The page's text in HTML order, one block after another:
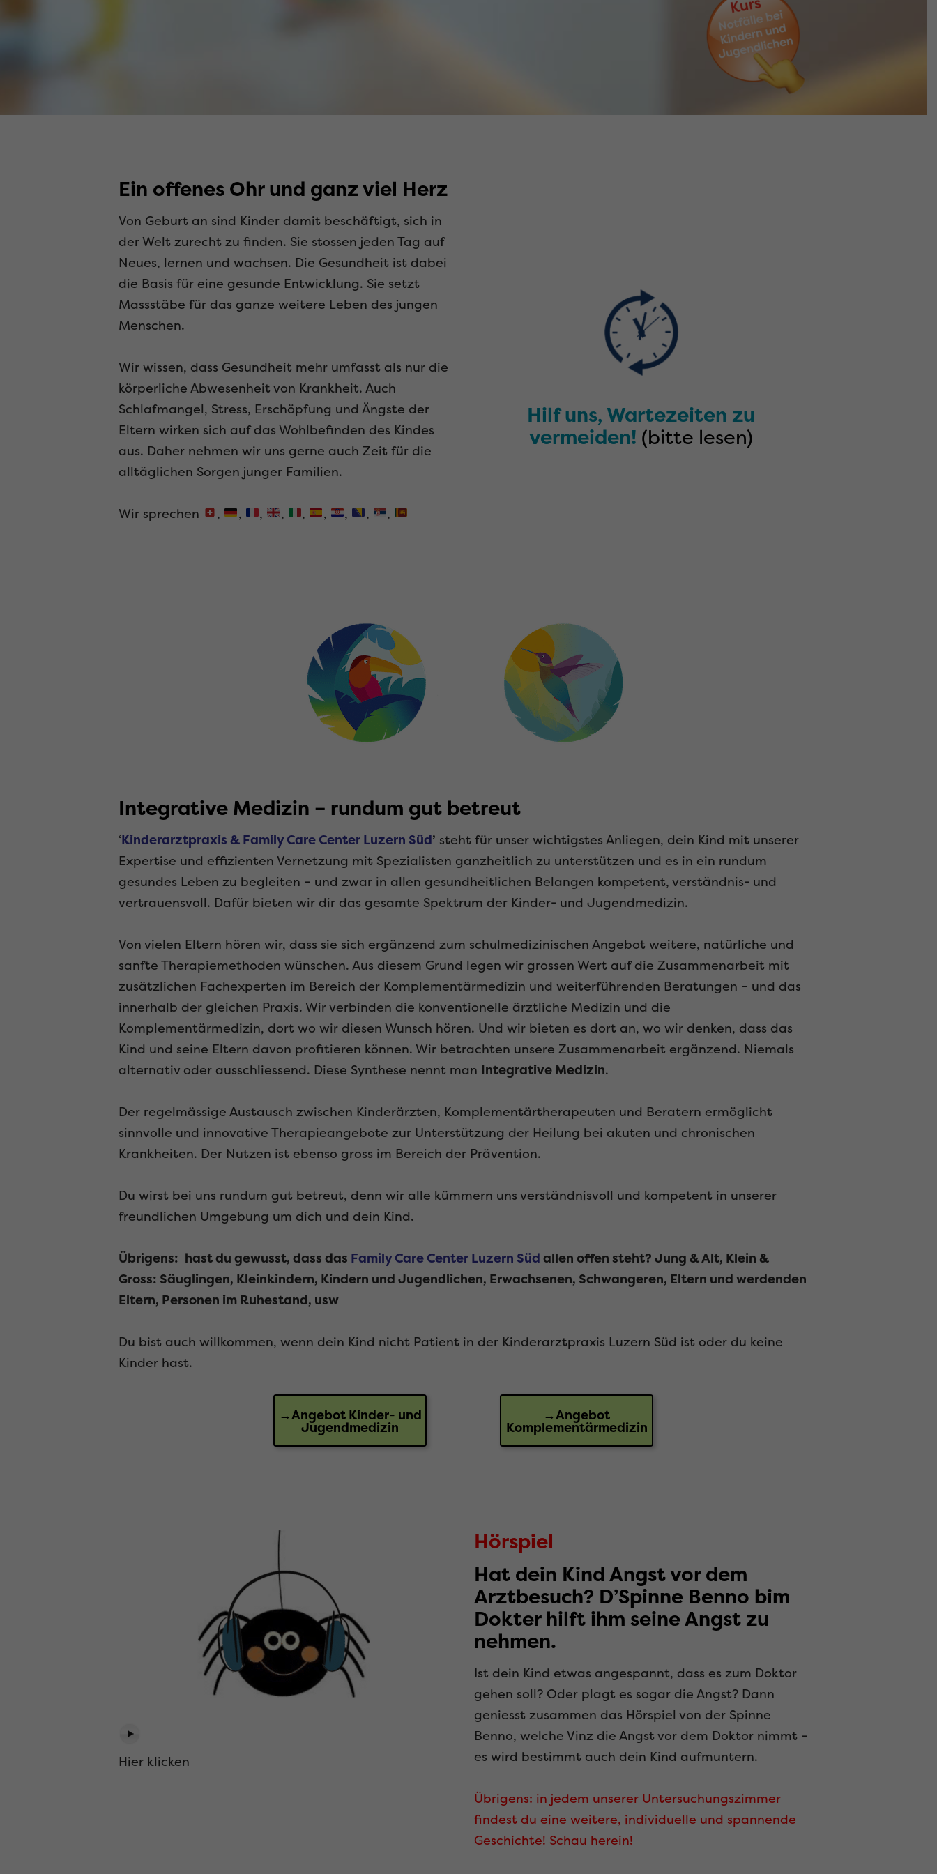
Ein offenes Ohr und ganz viel Herz
Von Geburt an sind Kinder damit beschäftigt, sich in
der Welt zurecht zu finden. Sie stossen jeden Tag auf
Neues, lernen und wachsen. Die Gesundheit ist dabei
die Basis für eine gesunde Entwicklung. Sie setzt
Massstäbe für das ganze weitere Leben des jungen
Menschen.
Wir wissen, dass Gesundheit mehr umfasst als nur die
körperliche Abwesenheit von Krankheit. Auch
Schlafmangel, Stress, Erschöpfung und Ängste der
Eltern wirken sich auf das Wohlbefinden des Kindes
aus. Daher nehmen wir uns gerne auch Zeit für die
alltäglichen Sorgen junger Familien.
Wir sprechen , , , , , , , , ,
Hilf uns, Wartezeiten zu
vermeiden! (bitte lesen)
Integrative Medizin – rundum gut betreut
‘Kinderarztpraxis & Family Care Center Luzern Süd’ steht für unser wichtigstes Anliegen, dein Kind mit unserer
Expertise und effizienten Vernetzung mit Spezialisten ganzheitlich zu unterstützen und es in ein rundum
gesundes Leben zu begleiten – und zwar in allen gesundheitlichen Belangen kompetent, verständnis- und
vertrauensvoll. Dafür bieten wir dir das gesamte Spektrum der Kinder- und Jugendmedizin.
Von vielen Eltern hören wir, dass sie sich ergänzend zum schulmedizinischen Angebot weitere, natürliche und
sanfte Therapiemethoden wünschen. Aus diesem Grund legen wir grossen Wert auf die Zusammenarbeit mit
zusätzlichen Fachexperten im Bereich der Komplementärmedizin und weiterführenden Beratungen – und das
innerhalb der gleichen Praxis. Wir verbinden die konventionelle ärztliche Medizin und die
Komplementärmedizin, dort wo wir diesen Wunsch hören. Und wir bieten es dort an, wo wir denken, dass das
Kind und seine Eltern davon profitieren können. Wir betrachten unsere Zusammenarbeit ergänzend. Niemals
alternativ oder ausschliessend. Diese Synthese nennt man Integrative Medizin.
Der regelmässige Austausch zwischen Kinderärzten, Komplementärtherapeuten und Beratern ermöglicht
sinnvolle und innovative Therapieangebote zur Unterstützung der Heilung bei akuten und chronischen
Krankheiten. Der Nutzen ist ebenso gross im Bereich der Prävention.
Du wirst bei uns rundum gut betreut, denn wir alle kümmern uns verständnisvoll und kompetent in unserer
freundlichen Umgebung um dich und dein Kind.
Übrigens: hast du gewusst, dass das Family Care Center Luzern Süd allen offen steht? Jung & Alt, Klein &
Gross: Säuglingen, Kleinkindern, Kindern und Jugendlichen, Erwachsenen, Schwangeren, Eltern und werdenden
Eltern, Personen im Ruhestand, usw
Du bist auch willkommen, wenn dein Kind nicht Patient in der Kinderarztpraxis Luzern Süd ist oder du keine
Kinder hast.
→Angebot Kinder- und
Jugendmedizin
→Angebot
Komplementärmedizin
Hier klicken
Hörspiel
Hat dein Kind Angst vor dem
Arztbesuch? D’Spinne Benno bim
Dokter hilft ihm seine Angst zu
nehmen.
Ist dein Kind etwas angespannt, dass es zum Doktor
gehen soll? Oder plagt es sogar die Angst? Dann
geniesst zusammen das Hörspiel von der Spinne
Benno, welche Vinz die Angst vor dem Doktor nimmt –
es wird bestimmt auch dein Kind aufmuntern.
Übrigens: in jedem unserer Untersuchungszimmer
findest du eine weitere, individuelle und spannende
Geschichte! Schau herein!